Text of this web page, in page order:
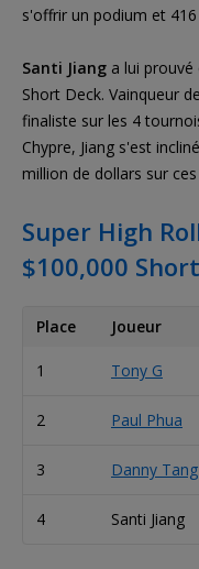
s'offrir un podium et 416
Santi Jiang a lui
Short Deck. Vainqueur
finaliste sur les 4
Chypre, Jiang s'est
million de dollars sur
Super High
$100,000
Place Joueur
1 Tony G
2 Paul Phua
3 Danny Tang
4 Santi Jiang